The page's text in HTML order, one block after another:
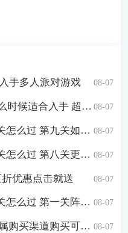
手多人派对游戏 08-07
值折扣98元入手方法介绍 08-07
从山间落下的雨滴通关攻略 08-07
多火力更少损伤通关攻略 08-07
优惠点击就送 08-07
关阵线的形成通关攻略 08-07
渠道购买可省179元 08-07